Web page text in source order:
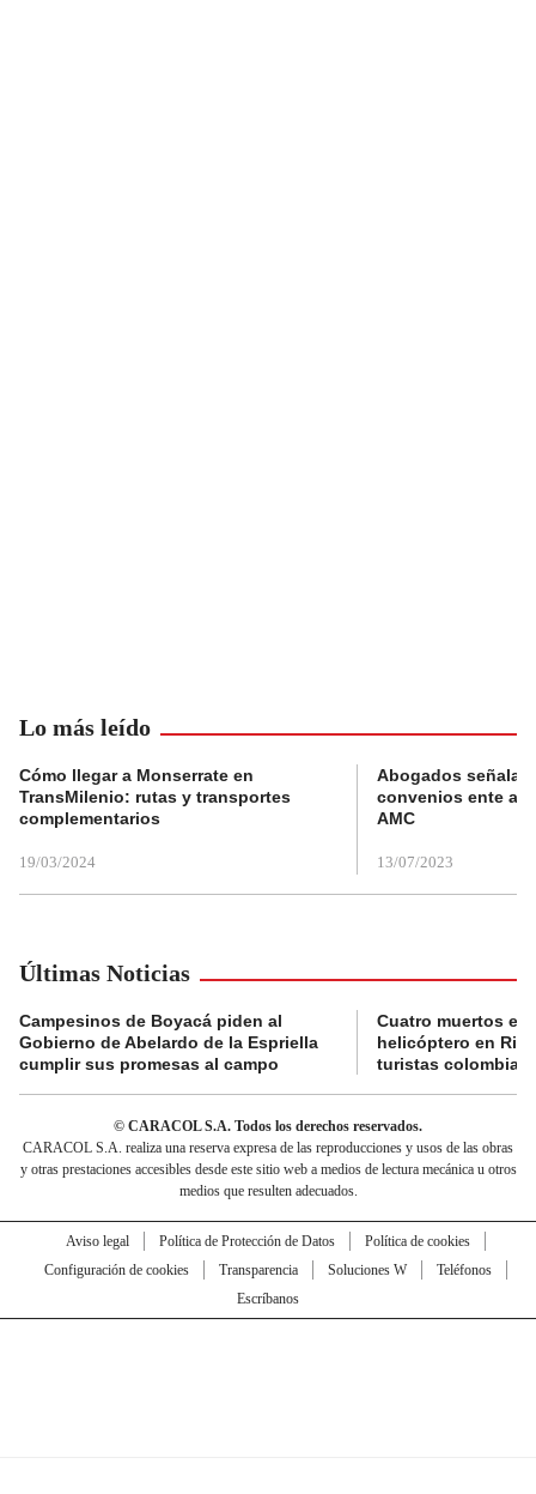
Lo más leído
Cómo llegar a Monserrate en
TransMilenio: rutas y transportes
complementarios
19/03/2024
Abogados
convenios ente
AMC
13/07/2023
Últimas Noticias
Campesinos de Boyacá piden al
Gobierno de Abelardo de la Espriella
cumplir sus promesas al campo
Cuatro muertos en
helicóptero en
turistas
© CARACOL S.A. Todos los derechos reservados.
CARACOL S.A. realiza una reserva expresa de las reproducciones y usos de las obras
y otras prestaciones accesibles desde este sitio web a medios de lectura mecánica u otros
medios que resulten adecuados.
Aviso legal Política de Protección de Datos
Política de cookies
Configuración de cookies
Transparencia Soluciones W
Teléfonos
Escríbanos